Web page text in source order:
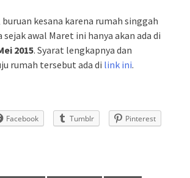
kesana karena rumah singgah
awal Maret ini hanya akan ada di
2015. Syarat lengkapnya dan
rumah tersebut ada di link ini.
Facebook Tumblr
Pinterest